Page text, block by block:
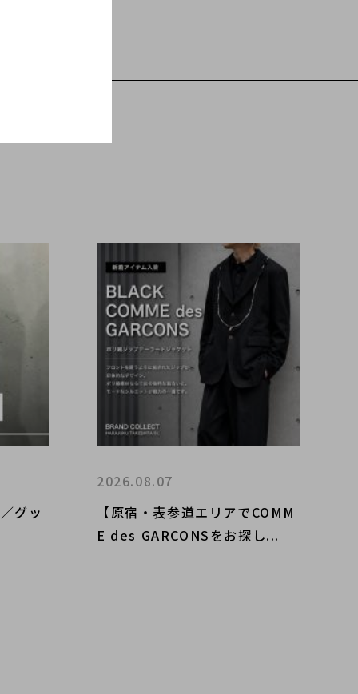
グッ
【原宿・表参道エリアでCOMM
E des GARCONSをお探し...
2026.08.07